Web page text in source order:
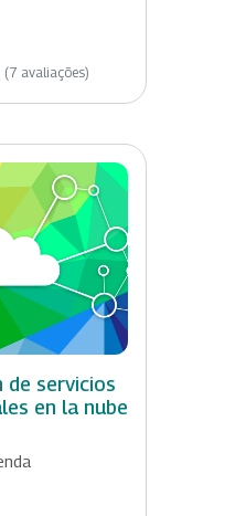
(7 avaliações)
de servicios
en la nube